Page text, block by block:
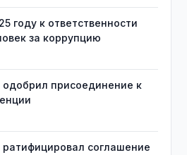
году к ответственности
за коррупцию
одобрил присоединение к
ратифицировал соглашение